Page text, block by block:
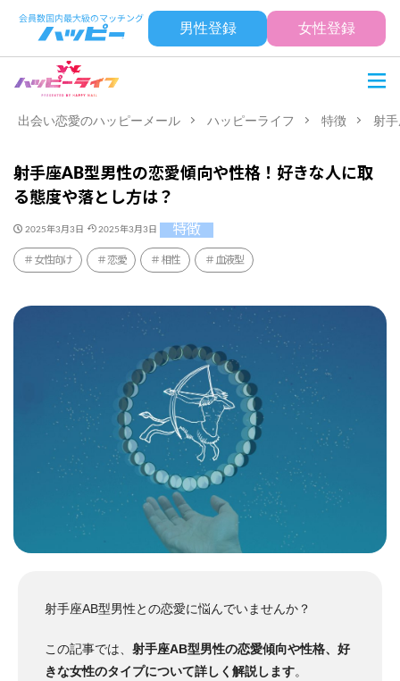
男性登録 女性登録
出会い恋愛のハッピーメール ハッピーライフ 特徴 射
射手座AB型男性の恋愛傾向や性格！好きな人に取
る態度や落とし方は？
2025年3月3日 2025年3月3日 特徴
女性向け 恋愛 相性 血液型
射手座AB型男性との恋愛に悩んでいませんか？
この記事では、 射手座AB型男性の恋愛傾向や性格、好
きな女性のタイプについて詳しく解説します。